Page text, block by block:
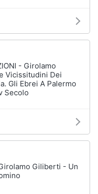
- Girolamo
Vicissitudini Dei
Gli Ebrei A Palermo
Secolo
Giliberti - Un